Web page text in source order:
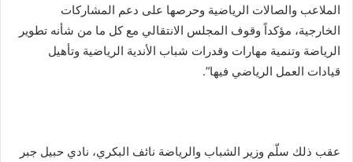
الملاعب والصالات الرياضية وحرصها على دعم المشاركات
الخارجية، مؤكداً وقوف المجلس الانتقالي مع كل ما من شأنه تطوير
الرياضة وتنمية مهارات وقدرات شباب الأندية الرياضية وتأهيل
قيادات العمل الرياضي فيها”.
عقب ذلك سلّم وزير الشباب والرياضة نائف البكري، نادي حبيل جبر